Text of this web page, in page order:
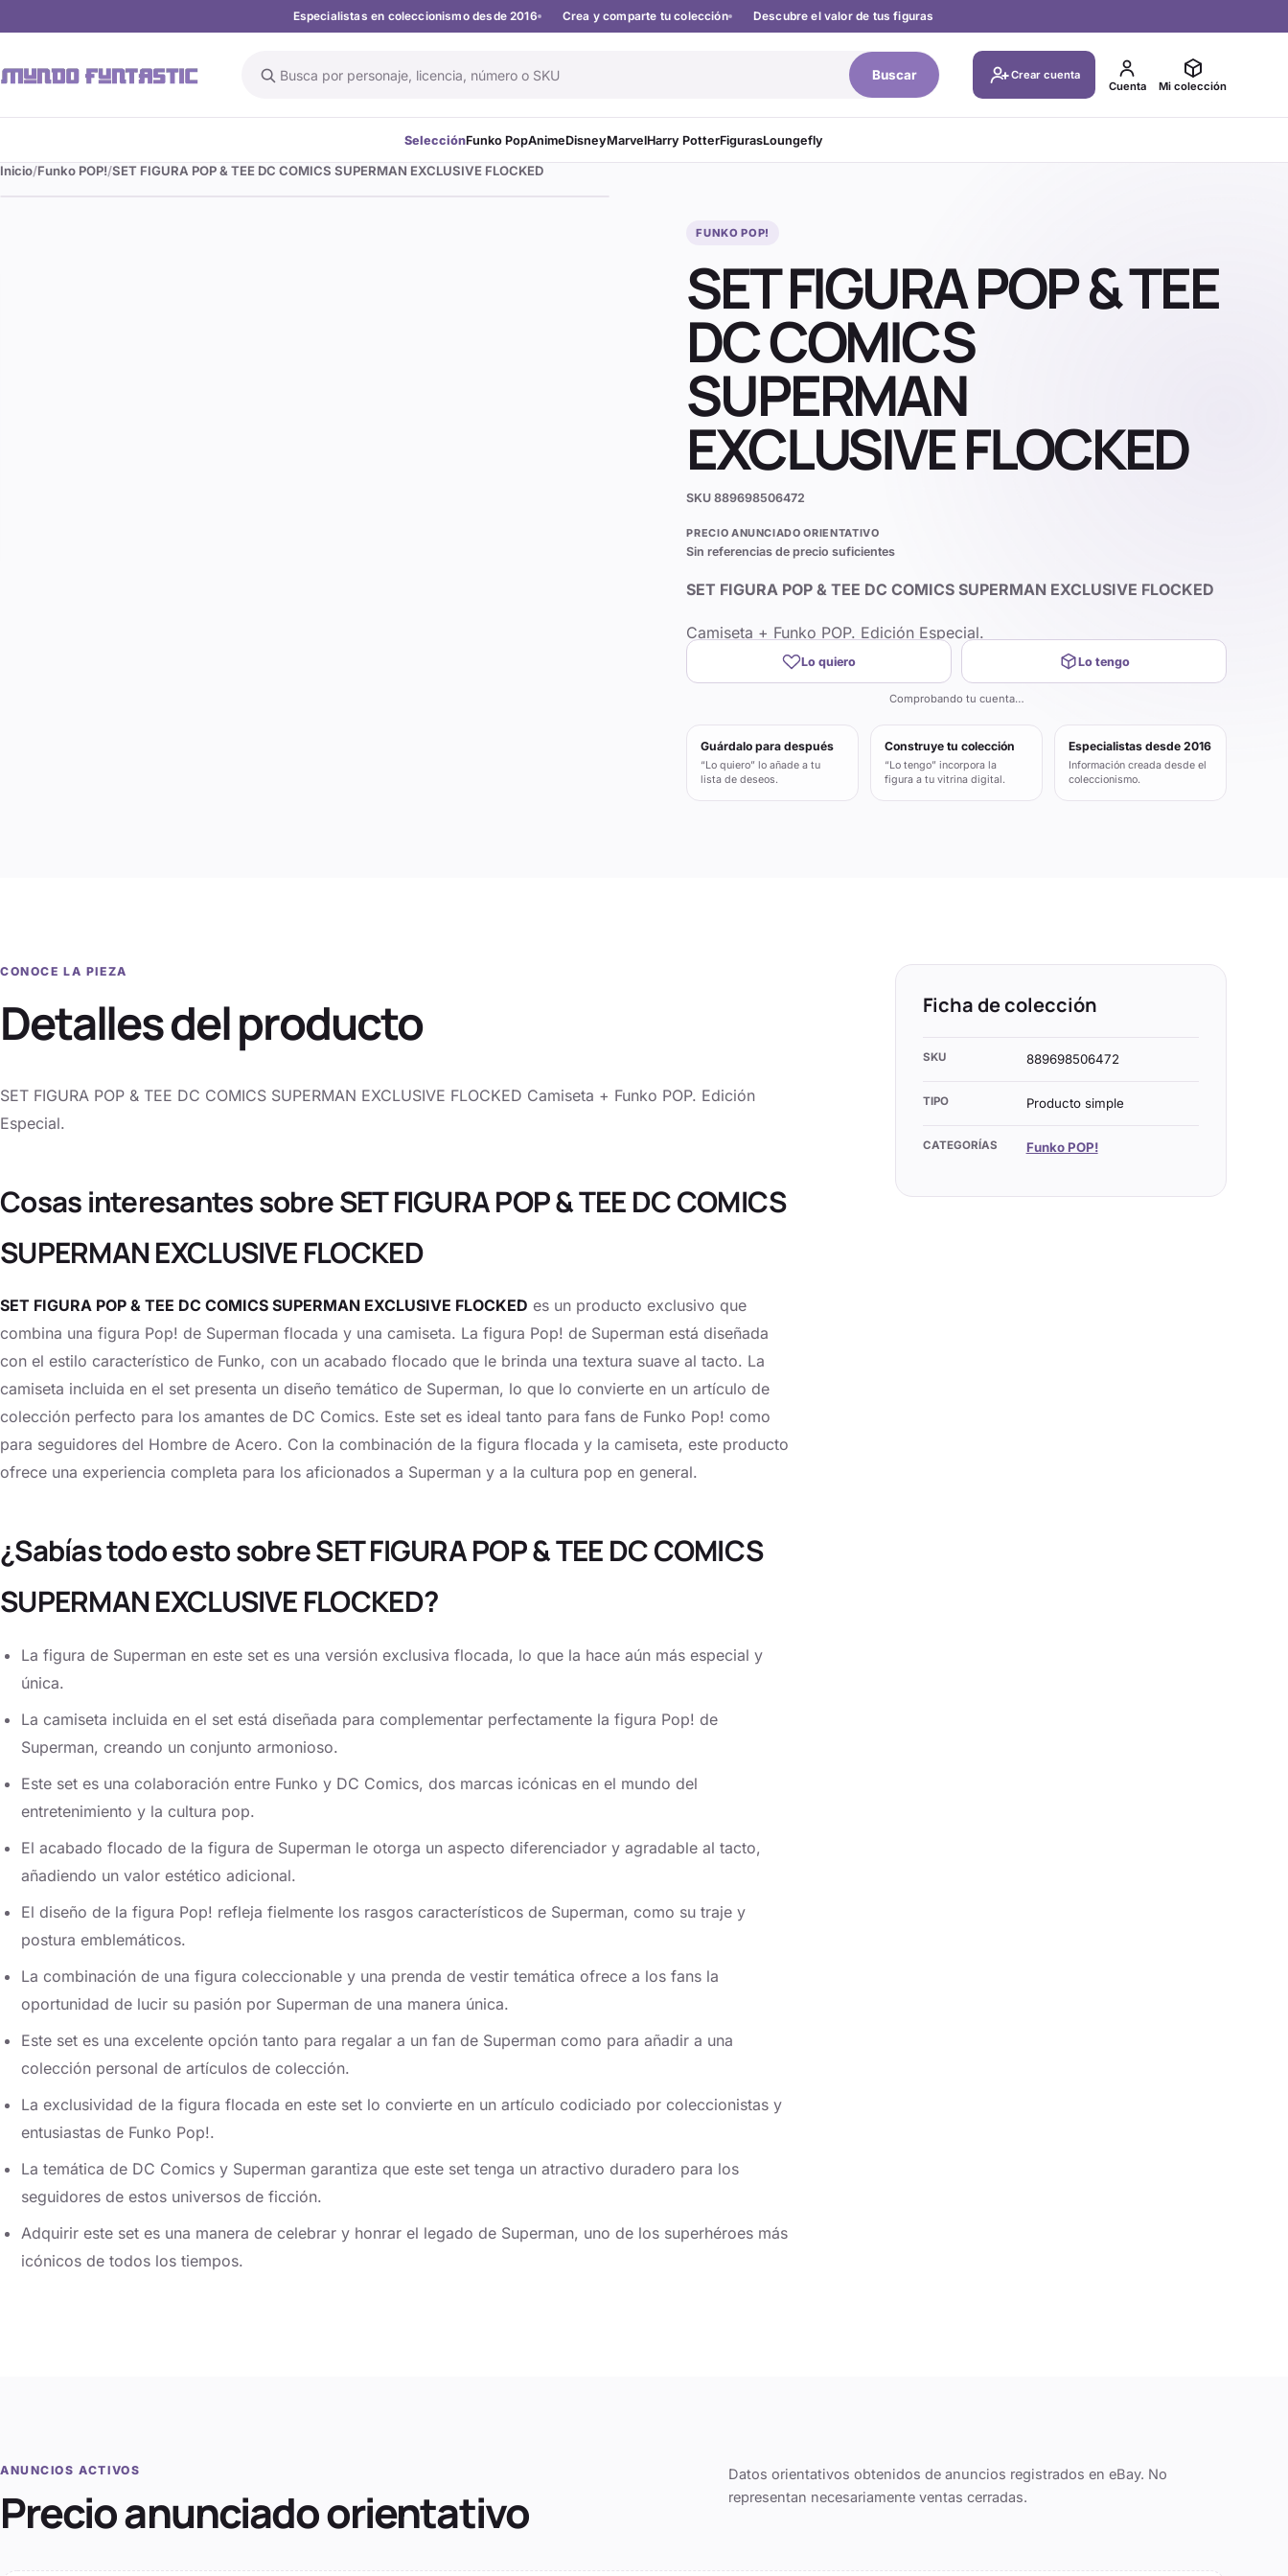
Especialistas en coleccionismo desde 2016 Crea y comparte tu colección Descubre el valor de tus figuras
Buscar en el catálogo Buscar
Crear cuenta
Cuenta
Mi colección
SelecciónFunko PopAnimeDisneyMarvelHarry PotterFigurasLoungefly
Inicio Funko POP! SET FIGURA POP & TEE DC COMICS SUPERMAN EXCLUSIVE FLOCKED
FUNKO POP!
SET FIGURA POP & TEE
DC COMICS
SUPERMAN
EXCLUSIVE FLOCKED
SKU889698506472
PRECIO ANUNCIADO ORIENTATIVO
Sin referencias de precio suficientes
SET FIGURA POP & TEE DC COMICS SUPERMAN EXCLUSIVE FLOCKED
Camiseta + Funko POP. Edición Especial.
Lo quiero Lo tengo
Comprobando tu cuenta…
Guárdalo para después
“Lo quiero” lo añade a tu
lista de deseos.
Construye tu colección
“Lo tengo” incorpora la
figura a tu vitrina digital.
Especialistas desde 2016
Información creada desde el
coleccionismo.
CONOCE LA PIEZA
Detalles del producto
SET FIGURA POP & TEE DC COMICS SUPERMAN EXCLUSIVE FLOCKED Camiseta + Funko POP. Edición
Especial.
Cosas interesantes sobre SET FIGURA POP & TEE DC COMICS
SUPERMAN EXCLUSIVE FLOCKED
SET FIGURA POP & TEE DC COMICS SUPERMAN EXCLUSIVE FLOCKED es un producto exclusivo que
combina una figura Pop! de Superman flocada y una camiseta. La figura Pop! de Superman está diseñada
con el estilo característico de Funko, con un acabado flocado que le brinda una textura suave al tacto. La
camiseta incluida en el set presenta un diseño temático de Superman, lo que lo convierte en un artículo de
colección perfecto para los amantes de DC Comics. Este set es ideal tanto para fans de Funko Pop! como
para seguidores del Hombre de Acero. Con la combinación de la figura flocada y la camiseta, este producto
ofrece una experiencia completa para los aficionados a Superman y a la cultura pop en general.
¿Sabías todo esto sobre SET FIGURA POP & TEE DC COMICS
SUPERMAN EXCLUSIVE FLOCKED?
La figura de Superman en este set es una versión exclusiva flocada, lo que la hace aún más especial y
única.
La camiseta incluida en el set está diseñada para complementar perfectamente la figura Pop! de
Superman, creando un conjunto armonioso.
Este set es una colaboración entre Funko y DC Comics, dos marcas icónicas en el mundo del
entretenimiento y la cultura pop.
El acabado flocado de la figura de Superman le otorga un aspecto diferenciador y agradable al tacto,
añadiendo un valor estético adicional.
El diseño de la figura Pop! refleja fielmente los rasgos característicos de Superman, como su traje y
postura emblemáticos.
La combinación de una figura coleccionable y una prenda de vestir temática ofrece a los fans la
oportunidad de lucir su pasión por Superman de una manera única.
Este set es una excelente opción tanto para regalar a un fan de Superman como para añadir a una
colección personal de artículos de colección.
La exclusividad de la figura flocada en este set lo convierte en un artículo codiciado por coleccionistas y
entusiastas de Funko Pop!.
La temática de DC Comics y Superman garantiza que este set tenga un atractivo duradero para los
seguidores de estos universos de ficción.
Adquirir este set es una manera de celebrar y honrar el legado de Superman, uno de los superhéroes más
icónicos de todos los tiempos.
Ficha de colección
SKU 889698506472
TIPO Producto simple
CATEGORÍAS Funko POP!
ANUNCIOS ACTIVOS
Precio anunciado orientativo
Datos orientativos obtenidos de anuncios registrados en eBay. No
representan necesariamente ventas cerradas.